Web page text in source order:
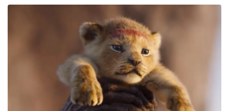
അമിത് ഷാ ആവശ്യപ്പെട്ടിട്ടുണ്ട്.
mizoram
Young mizo association
India-Myanmar security fence